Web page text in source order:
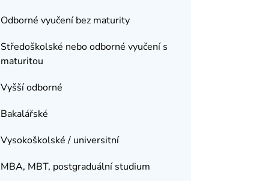
Odborné vyučení bez maturity
Středoškolské nebo odborné vyučení s
maturitou
Vyšší odborné
Bakalářské
Vysokoškolské / universitní
MBA, MBT, postgraduální studium